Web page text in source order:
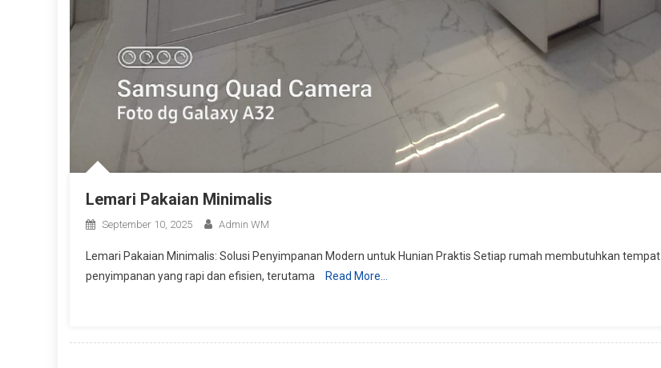
Lemari Pakaian Minimalis
September 10, 2025 Admin WM
Lemari Pakaian Minimalis: Solusi Penyimpanan Modern untuk Hunian Praktis Setiap rumah membutuhkan tempat
penyimpanan yang rapi dan efisien, terutama
Read More…